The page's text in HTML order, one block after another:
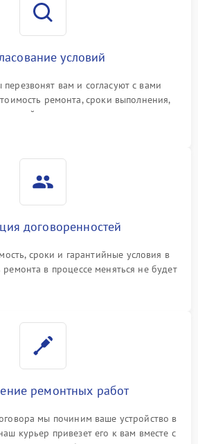
условий
вам и согласуют с вами
ремонта, сроки выполнения,
гарантийные условия
договоренностей
сроки и гарантийные условия в
ремонта в процессе меняться не будет
ремонтных работ
мы починим ваше устройство в
курьер привезет его к вам вместе с